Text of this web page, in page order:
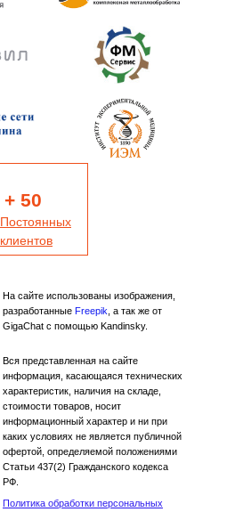
Вся представленная на сайте
информация, касающаяся технических
характеристик, наличия на складе,
стоимости товаров, носит
информационный характер и ни при
каких условиях не является публичной
офертой, определяемой положениями
Статьи 437(2) Гражданского кодекса
РФ.
+ 50
Постоянных
клиентов
Политика обработки персональных
На сайте использованы изображения,
разработанные Freepik , а так же от
GigaChat с помощью Kandinsky.